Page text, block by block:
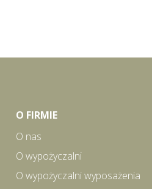
O FIRMIE
O nas
O wypożyczalni
O wypożyczalni wyposażenia